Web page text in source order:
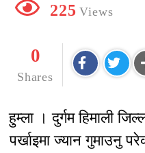
225 Views
0
Shares
हुम्ला । दुर्गम हिमाली
पर्खाइमा ज्यान गुमाउनु